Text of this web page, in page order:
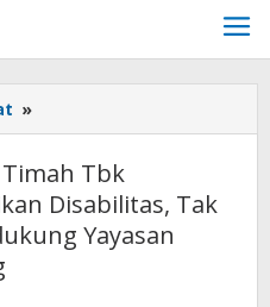
»
Konkrit
Timah
Tbk
Mendukung
Pendidikan
Tbk
Disabilitas, Tak
Yayasan